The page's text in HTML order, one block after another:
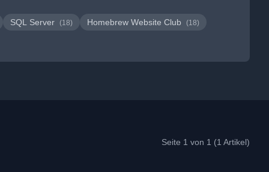
SQL Server (18) Homebrew Website Club (18)
Seite 1 von 1 (1 Artikel)